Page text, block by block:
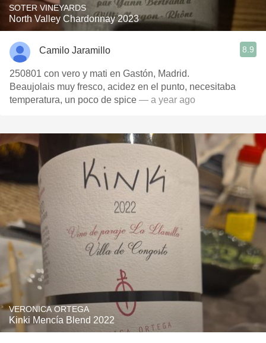
SOTER VINEYARDS
North Valley Chardonnay 2023
Camilo Jaramillo 8.9
250801 con vero y mati en Gastón, Madrid.
Beaujolais muy fresco, acidez en el punto, necesitaba
temperatura, un poco de spice — a year ago
VERONICA ORTEGA
Kinki Mencía Blend 2022